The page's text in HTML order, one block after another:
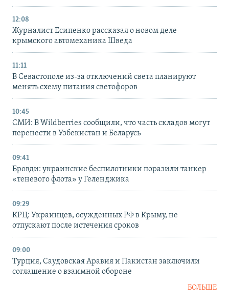
12:08
Журналист Есипенко рассказал о новом деле
крымского автомеханика Шведа
11:11
В Севастополе из-за отключений света планируют
менять схему питания светофоров
10:45
СМИ: В Wildberries сообщили, что часть складов могут
перенести в Узбекистан и Беларусь
09:41
Бровди: украинские беспилотники поразили танкер
«теневого флота» у Геленджика
09:29
КРЦ: Украинцев, осужденных РФ в Крыму, не
отпускают после истечения сроков
09:00
Турция, Саудовская Аравия и Пакистан заключили
соглашение о взаимной обороне
БОЛЬШЕ